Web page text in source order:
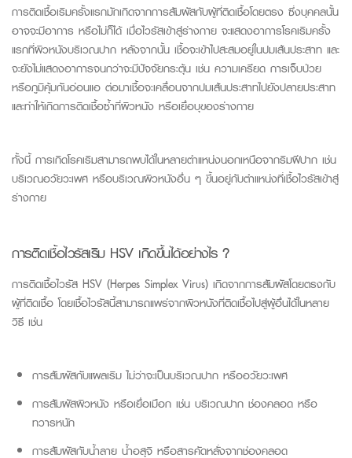
การติดเชื้อเริมครั้งแรกมักเกิดจากการสัมผัสกับผู้ที่ติดเชื้อโดยตรง ซึ่งบุคคลนั้น
อาจจะมอาการ หรือไม่ก็ได้ เมื่อไวรัสเข้าสู่ร่างกาย จะแสดงอาการโรคเริมครั้ง
แรกที่ผิวหนังบริเวณปาก หลังจากนั้น เชื้อจะเข้าไปสะสมอยู่ในปมเส้นประสาท และ
จะยังไม่แสดงอาการจนกว่าจะมีปัจจัยกระตุ้น เช่น ความเครียด การเจ็บป่วย
หรือภูมิคุ้มกันอ่อนแอ ต่อมาเชื้อจะเคลื่อนจากปมเส้นประสาทไปยังปลายประสาท
และทำให้เกิดการติดเชื้อซ้ำที่ผิวหนัง หรือเยื่อบุของร่างกาย
ทั้งนี้ การเกิดโรคเริมสามารถพบได้ในหลายตำแหน่งนอกเหนือจากริมฝีปาก เช่น
บริเวณอวัยวะเพศ หรือบริเวณผิวหนังอื่น ๆ ขึ้นอยู่กับตำแหน่งที่เชื้อไวรัสเข้าสู่
ร่างกาย
การติดเชื้อไวรัสเริมHSV เกิดขึ้นได้อย่างไร?
การติดเชื้อไวรัส HSV (Herpes Simplex Virus) เกิดจากการสัมผัสโดยตรงกับ
ผู้ที่ติดเชื้อ โดยเชื้อไวรัสนี้สามารถแพร่จากผิวหนังที่ติดเชื้อไปสู่ผู้อื่นได้ในหลาย
วิธี เช่น
การสัมผัสกับแผลเริม ไม่ว่าจะเป็นบริเวณปาก หรืออวัยวะเพศ
การสัมผัสผิวหนัง หรือเยื่อเมือก เช่น บริเวณปาก ช่องคลอด หรือ
ทวารหนัก
การสัมผัสกับน้ำลาย น้ำอสุจิ หรือสารคัดหลั่งจากช่องคลอด